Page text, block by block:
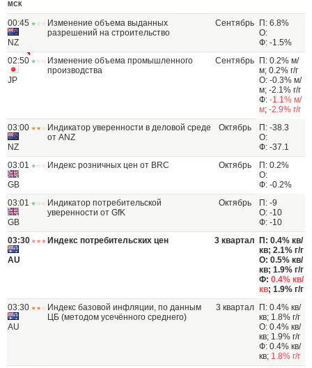
МСК
00:45
NZ
Изменение объема выданных
разрешений на строительство
Сентябрь
П: 6.8%
О:
Ф: -1.5%
02:50
JP
Изменение объема промышленного
производства
Сентябрь
П: 0.2% м/
м; 0.2% г/г
О: -0.3% м/
м; -2.1% г/г
Ф: -1.1% м/
м; -2.9% г/г
03:00
NZ
Индикатор уверенности в деловой среде
от ANZ
Октябрь
П: -38.3
О:
Ф: -37.1
03:01
GB
Индекс розничных цен от BRC Октябрь
П: 0.2%
О:
Ф: -0.2%
03:01
GB
Индикатор потребительской
уверенности от GfK
Октябрь
П: -9
О: -10
Ф: -10
03:30
AU
Индекс потребительских цен 3 квартал
П: 0.4% кв/
кв; 2.1% г/г
О: 0.5% кв/
кв; 1.9% г/г
Ф: 0.4% кв/
кв; 1.9% г/г
03:30
AU
Индекс базовой инфляции, по данным
ЦБ (методом усечённого среднего)
3 квартал
П: 0.4% кв/
кв; 1.8% г/г
О: 0.4% кв/
кв; 1.9% г/г
Ф: 0.4% кв/
кв; 1.8% г/г